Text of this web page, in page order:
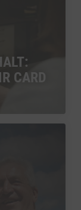
CARD